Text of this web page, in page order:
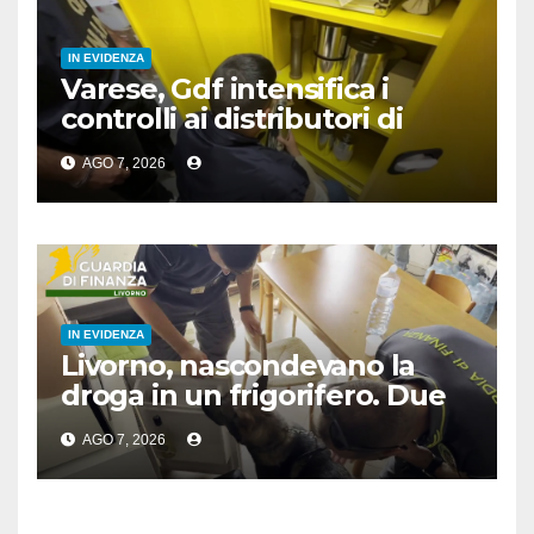
IN EVIDENZA
Varese, Gdf intensifica i
controlli ai distributori di
carburante, 6 multati
AGO 7, 2026
IN EVIDENZA
Livorno, nascondevano la
droga in un frigorifero. Due
arresti
AGO 7, 2026